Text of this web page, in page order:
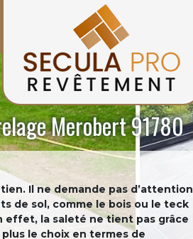
Merobert 91780
Il ne demande pas d’attention
de sol, comme le bois ou le teck
effet, la saleté ne tient pas grâce
le choix en termes de